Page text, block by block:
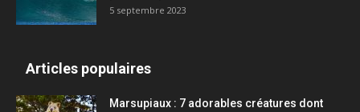
5 septembre 2023
Articles populaires
Marsupiaux : 7 adorables créatures dont